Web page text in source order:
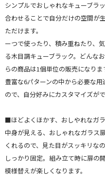
シンプルでおしゃれなキューブラ
合わせることで自分だけの空間が
ただけます。
ーつで使ったり、積み重ねたり、
る木目調キューブラック。どんな
らの商品は1個単位の販売になりま
豊富な6パターンの中から必要な
ので、自分好みにカスタマイズが
■ほどよくほかす、おしやれなガ
中身が見える、おしゃれなガラス
くれるので、見た目がスッキリな
しっかり固定。組み立て時に扉の
模様替えが楽しくなります。